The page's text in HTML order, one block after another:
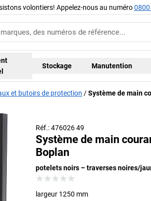
volontiers! Appelez-nous au numéro0800
Stockage Manutention
et butoirs de protection Système de main
Réf.: 476026 49
Système de main
Boplan
potelets noirs – traverses noires/
largeur 1250 mm